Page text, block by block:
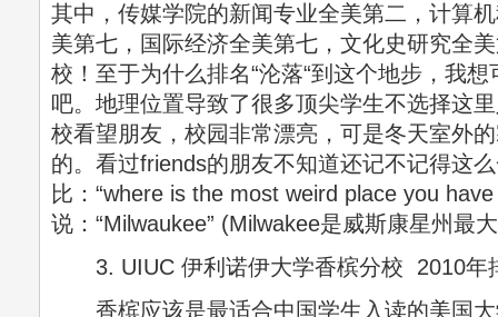
其中，传媒学院的新闻专业全美第二，计算
美第七，国际经济全美第七，文化史研究全
校！至于为什么排名“沦落“到这个地步，我
吧。地理位置导致了很多顶尖学生不选择这
校看望朋友，校园非常漂亮，可是冬天室外
的。看过friends的朋友不知道还记不记得这
比：“where is the most weird place you
说：“Milwaukee” (Milwakee是威斯康星州最
3. UIUC 伊利诺伊大学香槟分校 2010年
香槟应该是最适合中国学生入读的美国大